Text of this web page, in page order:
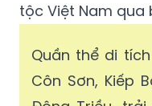
tộc Việt Nam
Quần thể di
Côn Sơn, Kiếp